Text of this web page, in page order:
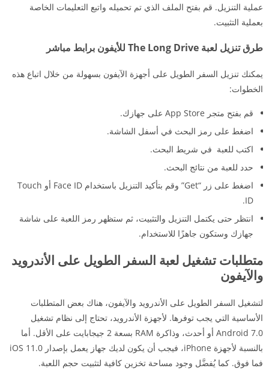
عملية التنزيل. قم بفتح الملف الذي تم تحميله واتبع التعليمات الخاصة
بعملية التثبيت.
طرق تنزيل لعبة The Long Drive للأيفون برابط مباشر
يمكنك تنزيل السفر الطويل على أجهزة الآيفون بسهولة من خلال اتباع هذه
الخطوات:
قم بفتح متجر App Store على جهازك.
اضغط على رمز البحث في أسفل الشاشة.
اكتب للعبة في شريط البحث.
حدد للعبة من نتائج البحث.
اضغط على زر “Get” وقم بتأكيد التنزيل باستخدام Face ID أو Touch
ID.
انتظر حتى يكتمل التنزيل والتثبيت، ثم ستظهر رمز اللعبة على شاشة
جهازك وستكون جاهزًا للاستخدام.
متطلبات تشغيل لعبة السفر الطويل على الأندرويد
والآيفون
لتشغيل السفر الطويل على الأندرويد والآيفون، هناك بعض المتطلبات
الأساسية التي يجب توفرها. لأجهزة الأندرويد، تحتاج إلى نظام تشغيل
Android 7.0 أو أحدث، وذاكرة RAM بسعة 2 جيجابايت على الأقل. أما
بالنسبة لأجهزة iPhone، فيجب أن يكون لديك جهاز يعمل بإصدار iOS 11.0
فما فوق. كما يُفضَّل وجود مساحة تخزين كافية لتثبيت حجم اللعبة.